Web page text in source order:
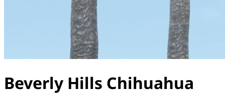
Beverly Hills Chihuahua